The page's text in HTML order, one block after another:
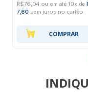
R$76,04 ou em até 10x de
7,60 sem juros no cartão
COMPRAR